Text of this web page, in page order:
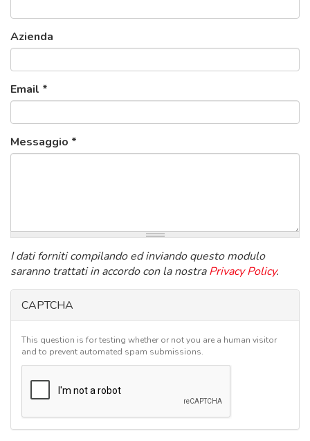
Azienda
Email *
Messaggio *
I dati forniti compilando ed inviando questo modulo
saranno trattati in accordo con la nostraPrivacy Policy.
CAPTCHA
This question is for testing whether or not you are a human visitor
and to prevent automated spam submissions.